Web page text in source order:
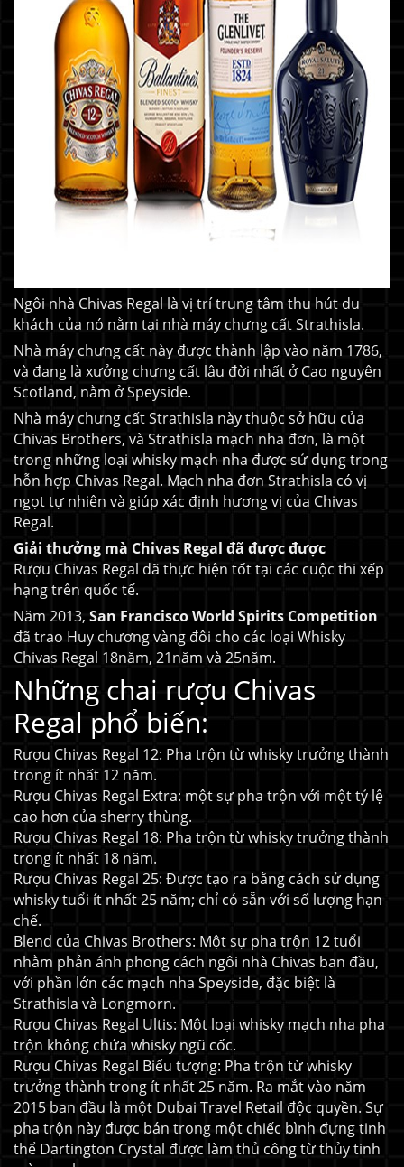
Ngôi nhà Chivas Regal là vị trí trung tâm thu hút du
khách của nó nằm tại nhà máy chưng cất Strathisla.
Nhà máy chưng cất này được thành lập vào năm 1786,
và đang là xưởng chưng cất lâu đời nhất ở Cao nguyên
Scotland, nằm ở Speyside.
Nhà máy chưng cất Strathisla này thuộc sở hữu của
Chivas Brothers, và Strathisla mạch nha đơn, là một
trong những loại whisky mạch nha được sử dụng trong
hỗn hợp Chivas Regal. Mạch nha đơn Strathisla có vị
ngọt tự nhiên và giúp xác định hương vị của Chivas
Regal.
Giải thưởng mà Chivas Regal đã được được
Rượu Chivas Regal đã thực hiện tốt tại các cuộc thi xếp
hạng trên quốc tế.
Năm 2013, San Francisco World Spirits Competition
đã trao Huy chương vàng đôi cho các loại Whisky
Chivas Regal 18năm, 21năm và 25năm.
Những chai rượu Chivas
Regal phổ biến:
Rượu Chivas Regal 12: Pha trộn từ whisky trưởng thành
trong ít nhất 12 năm.
Rượu Chivas Regal Extra: một sự pha trộn với một tỷ lệ
cao hơn của sherry thùng.
Rượu Chivas Regal 18: Pha trộn từ whisky trưởng thành
trong ít nhất 18 năm.
Rượu Chivas Regal 25: Được tạo ra bằng cách sử dụng
whisky tuổi ít nhất 25 năm; chỉ có sẵn với số lượng hạn
chế.
Blend của Chivas Brothers: Một sự pha trộn 12 tuổi
nhằm phản ánh phong cách ngôi nhà Chivas ban đầu,
với phần lớn các mạch nha Speyside, đặc biệt là
Strathisla và Longmorn.
Rượu Chivas Regal Ultis: Một loại whisky mạch nha pha
trộn không chứa whisky ngũ cốc.
Rượu Chivas Regal Biểu tượng: Pha trộn từ whisky
trưởng thành trong ít nhất 25 năm. Ra mắt vào năm
2015 ban đầu là một Dubai Travel Retail độc quyền. Sự
pha trộn này được bán trong một chiếc bình đựng tinh
thể Dartington Crystal được làm thủ công từ thủy tinh